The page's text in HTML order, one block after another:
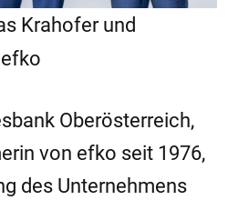
Krahofer und
Oberösterreich,
von efko seit 1976,
des Unternehmens